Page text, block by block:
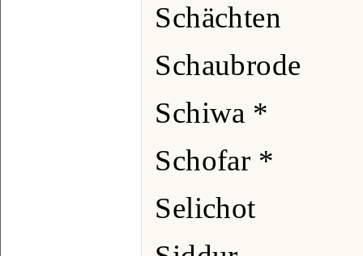
Schächten
Schaubrode
Schiwa *
Schofar *
Selichot